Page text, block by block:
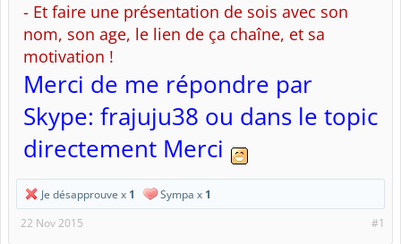
- Et faire une présentation de sois avec son
nom, son age, le lien de ça chaîne, et sa
motivation !
Merci de me répondre par
Skype: frajuju38 ou dans le topic
directement Merci
Je désapprouve x 1 Sympa x 1
#1
22 Nov 2015